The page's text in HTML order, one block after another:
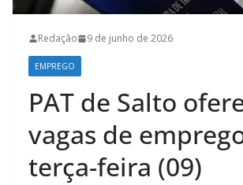
Redação 9 de junho de 2026
EMPREGO
PAT de Salto
vagas de
terça-feira (09)